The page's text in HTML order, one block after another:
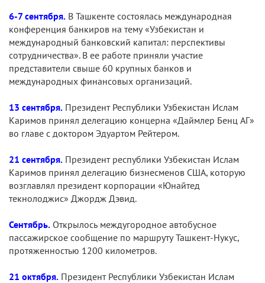
6-7 сентября. В Ташкенте состоялась международная
конференция банкиров на тему «Узбекистан и
международный банковский капитал: перспективы
сотрудничества». В ее работе приняли участие
представители свыше 60 крупных банков и
международных финансовых организаций.
13 сентября. Президент Республики Узбекистан Ислам
Каримов принял делегацию концерна «Даймлер Бенц АГ»
во главе с доктором Эдуартом Рейтером.
21 сентября. Президент республики Узбекистан Ислам
Каримов принял делегацию бизнесменов США, которую
возглавлял президент корпорации «Юнайтед
текнолоджис» Джордж Дэвид.
Сентябрь. Открылось междугородное автобусное
пассажирское сообщение по маршруту Ташкент-Нукус,
протяженностью 1200 километров.
21 октября. Президент Республики Узбекистан Ислам